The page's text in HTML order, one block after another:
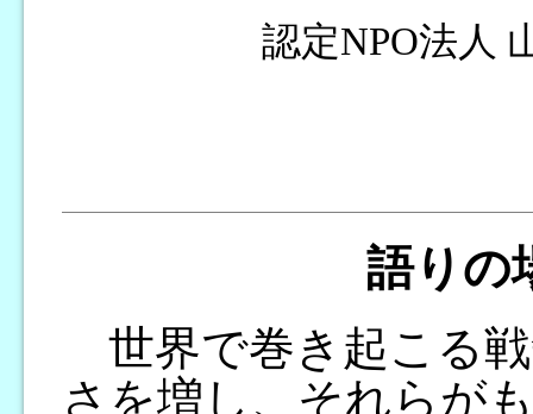
認定NPO法人
語りの
世界で巻き起こる
さを増し、それらが